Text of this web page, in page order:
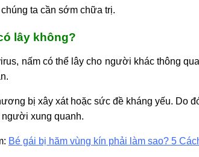
chúng ta cần sớm chữa trị.
lây không?
nấm có thể lây cho người khác thông
bị xây xát hoặc sức đề kháng yếu. Do
xung quanh.
Bé gái bị hăm vùng kín phải làm sao? 5